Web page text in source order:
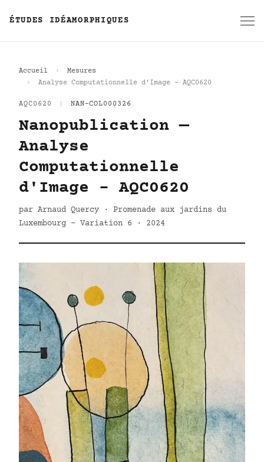
ÉTUDES IDÉAMORPHIQUES
Accueil
Mesures
Analyse Computationnelle d'Image - AQC0620
AQC0620 NAN-COL000326
Nanopublication —
Analyse
Computationnelle
d'Image - AQC0620
par Arnaud Quercy · Promenade aux jardins du
Luxembourg - Variation 6 · 2024